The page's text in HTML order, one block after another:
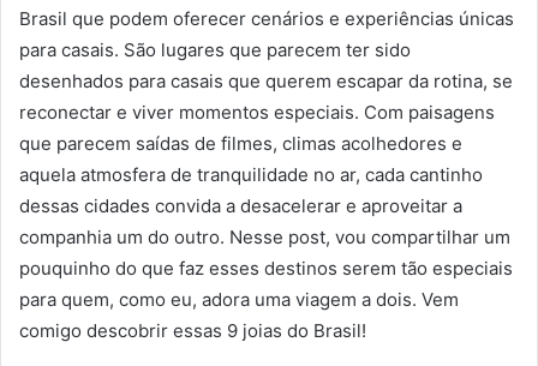
Brasil que podem oferecer cenários e experiências únicas
para casais. São lugares que parecem ter sido
desenhados para casais que querem escapar da rotina, se
reconectar e viver momentos especiais. Com paisagens
que parecem saídas de filmes, climas acolhedores e
aquela atmosfera de tranquilidade no ar, cada cantinho
dessas cidades convida a desacelerar e aproveitar a
companhia um do outro. Nesse post, vou compartilhar um
pouquinho do que faz esses destinos serem tão especiais
para quem, como eu, adora uma viagem a dois. Vem
comigo descobrir essas 9 joias do Brasil!